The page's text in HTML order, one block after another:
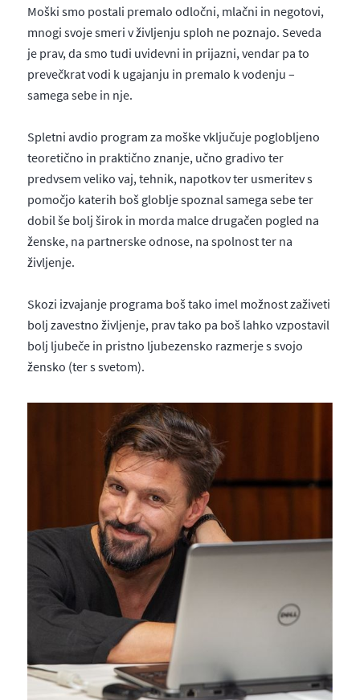
Moški smo postali premalo odločni, mlačni in negotovi,
mnogi svoje smeri v življenju sploh ne poznajo. Seveda
je prav, da smo tudi uvidevni in prijazni, vendar pa to
prevečkrat vodi k ugajanju in premalo k vodenju –
samega sebe in nje.
Spletni avdio program za moške vključuje poglobljeno
teoretično in praktično znanje, učno gradivo ter
predvsem veliko vaj, tehnik, napotkov ter usmeritev s
pomočjo katerih boš globlje spoznal samega sebe ter
dobil še bolj širok in morda malce drugačen pogled na
ženske, na partnerske odnose, na spolnost ter na
življenje.
Skozi izvajanje programa boš tako imel možnost zaživeti
bolj zavestno življenje, prav tako pa boš lahko vzpostavil
bolj ljubeče in pristno ljubezensko razmerje s svojo
žensko (ter s svetom).